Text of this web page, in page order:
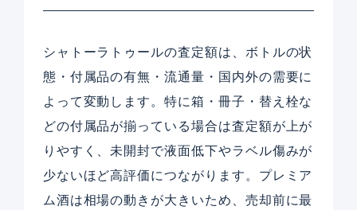
シャトーラトゥールの査定額は、ボトルの状
態・付属品の有無・流通量・国内外の需要に
よって変動します。特に箱・冊子・替え栓な
どの付属品が揃っている場合は査定額が上が
りやすく、未開封で液面低下やラベル傷みが
少ないほど高評価につながります。プレミア
ム酒は相場の動きが大きいため、売却前に最